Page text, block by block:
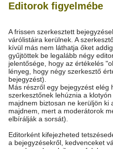
Editorok figyelmébe
A frissen szerkesztett
várólistáira kerülnek. A
kívül más nem láthatja őket
gyűjtöttek be legalább négy
jelentősége, hogy az értékelés
lényeg, hogy négy szerkesztő
bejegyzést).
Más részről egy bejegyzést elég
szerkesztőnek lehúznia a
majdnem biztosan ne kerüljön ki
majdnem, mert a moderátorok
elbírálják a sorsát).
Editorként kifejezheted
a bejegyzésekről, kedvenceket